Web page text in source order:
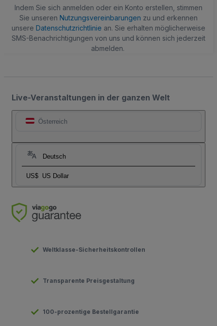
Indem Sie sich anmelden oder ein Konto erstellen, stimmen
Sie unseren Nutzungsvereinbarungen zu und erkennen
unsere Datenschutzrichtlinie an. Sie erhalten möglicherweise
SMS-Benachrichtigungen von uns und können sich jederzeit
abmelden.
Live-Veranstaltungen in der ganzen Welt
Österreich
Deutsch
US$ US Dollar
Weltklasse-Sicherheitskontrollen
Transparente Preisgestaltung
100-prozentige Bestellgarantie